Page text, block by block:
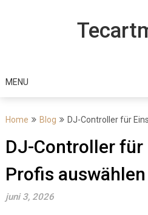
MENU
Home Blog DJ-Controller für
DJ-Controller für
Profis auswählen
juni 3, 2026